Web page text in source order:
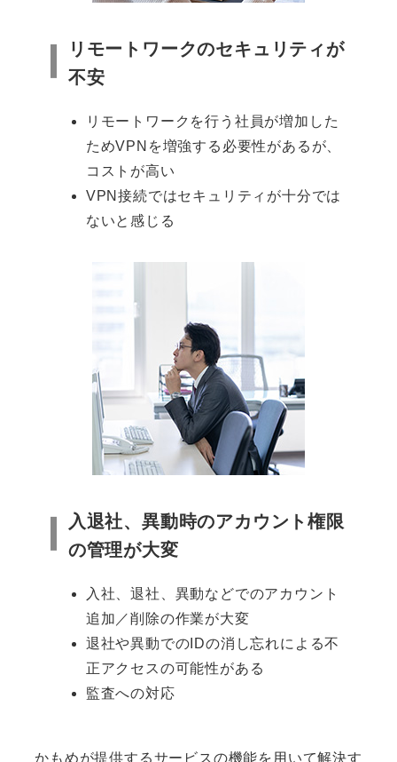
リモートワークのセキュリティが
不安
リモートワークを行う社員が増加した
ためVPNを増強する必要性があるが、
コストが高い
VPN接続ではセキュリティが十分では
ないと感じる
入退社、異動時のアカウント権限
の管理が大変
入社、退社、異動などでのアカウント
追加／削除の作業が大変
退社や異動でのIDの消し忘れによる不
正アクセスの可能性がある
監査への対応
かもめが提供するサービスの機能を用いて解決す